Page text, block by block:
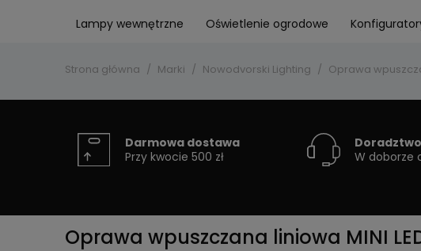
Lampy wewnętrzne Oświetlenie ogrodowe
Strona główna Marki Nowodvorski Lighting Oprawa
Darmowa dostawa
Przy kwocie 500 zł
Doradztwo
W doborze
Oprawa wpuszczana liniowa MINI